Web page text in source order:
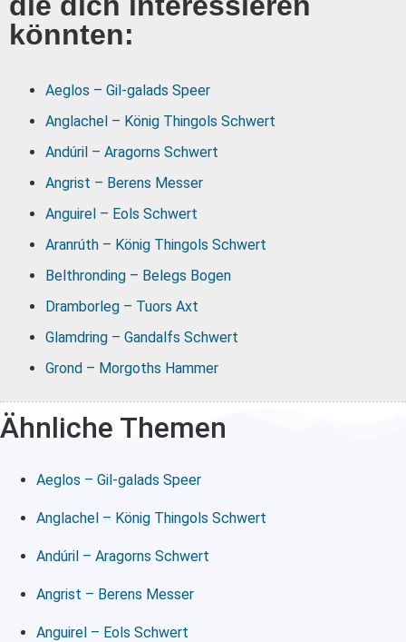
könnten:
Aeglos – Gil-galads Speer
Anglachel – König Thingols Schwert
Andúril – Aragorns Schwert
Angrist – Berens Messer
Anguirel – Eols Schwert
Aranrúth – König Thingols Schwert
Belthronding – Belegs Bogen
Dramborleg – Tuors Axt
Glamdring – Gandalfs Schwert
Grond – Morgoths Hammer
Ähnliche Themen
Aeglos – Gil-galads Speer
Anglachel – König Thingols Schwert
Andúril – Aragorns Schwert
Angrist – Berens Messer
Anguirel – Eols Schwert